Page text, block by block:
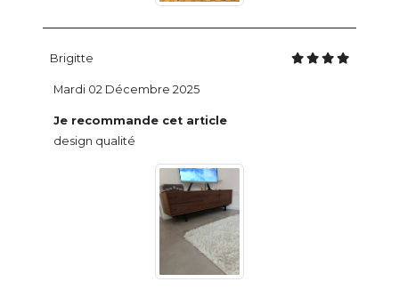
Brigitte
Je recommande cet article
design qualité
Mardi 02 Décembre 2025